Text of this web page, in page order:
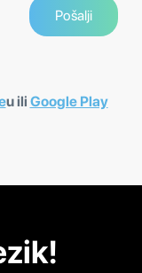
u ili Google Play